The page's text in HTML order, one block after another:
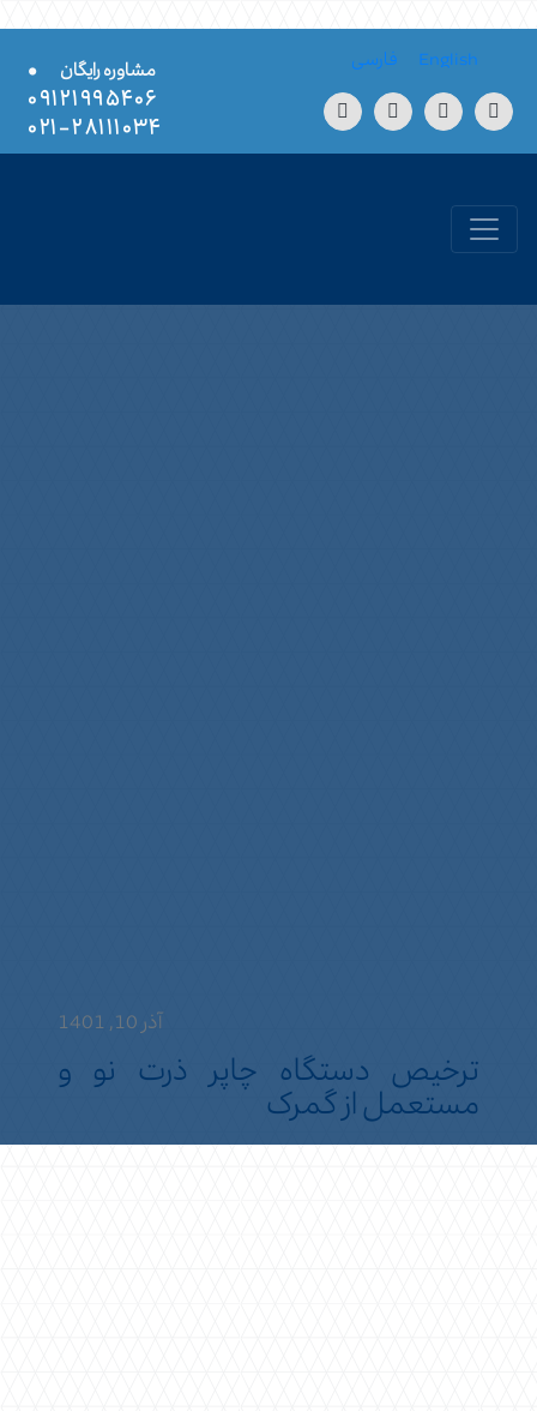
English فارسی مشاوره رایگان
•
۰۹۱۲۱۹۹۵۴۰۶
۲۸۱۱۱۰۳۴-۰۲۱
آذر 10, 1401
ترخیص دستگاه چاپر ذرت نو و
مستعمل از گمرک